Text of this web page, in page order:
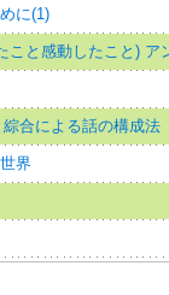
に(1)
こと感動したこと) ア
合による話の構成法
界